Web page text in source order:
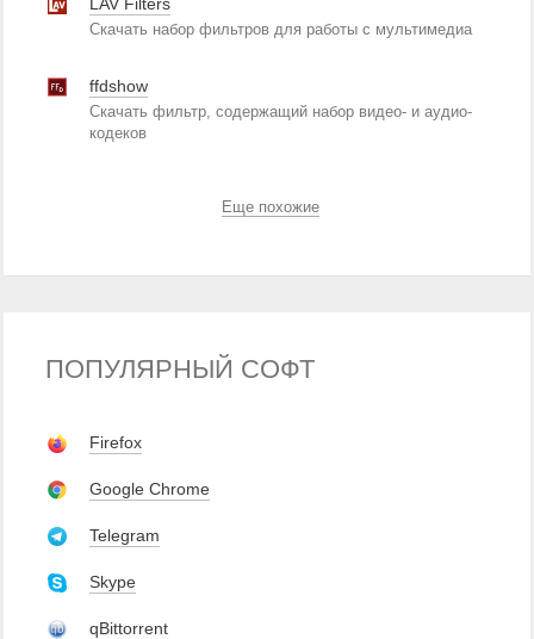
Скачать набор фильтров для работы с мультимедиа
ffdshow
Скачать фильтр, содержащий набор видео- и аудио-
кодеков
Еще похожие
ПОПУЛЯРНЫЙ СОФТ
Firefox
Google Chrome
Telegram
Skype
qBittorrent